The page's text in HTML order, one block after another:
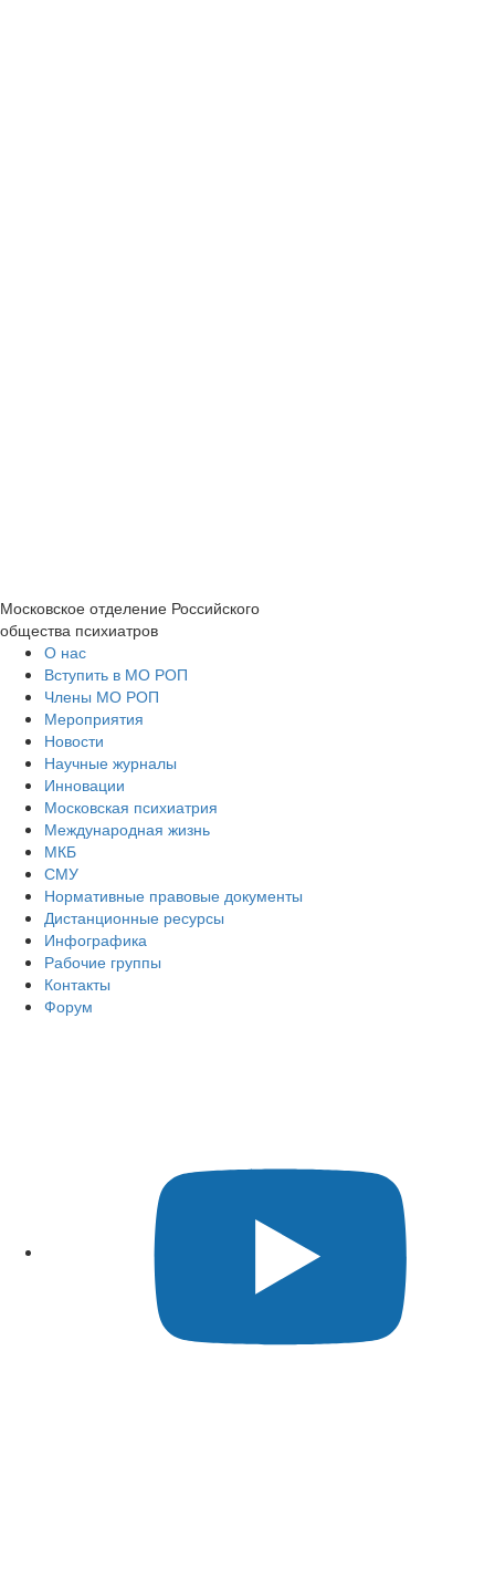
Московское отделение Российского
общества психиатров
О нас
Вступить в МО РОП
Члены МО РОП
Мероприятия
Новости
Научные журналы
Инновации
Московская психиатрия
Международная жизнь
МКБ
СМУ
Нормативные правовые документы
Дистанционные ресурсы
Инфографика
Рабочие группы
Контакты
Форум